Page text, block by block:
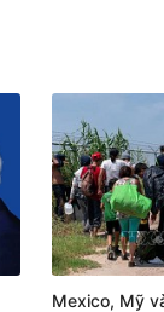
Mexico, Mỹ